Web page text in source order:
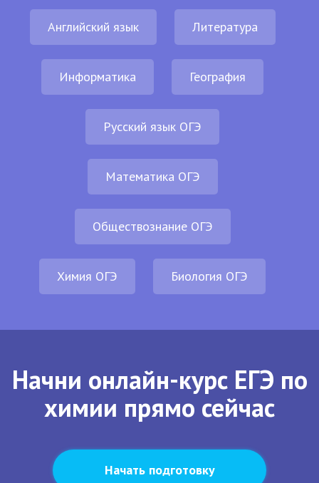
Английский язык Литература
Информатика География
Русский язык ОГЭ
Математика ОГЭ
Обществознание ОГЭ
Химия ОГЭ Биология ОГЭ
Начни онлайн-курс ЕГЭ по
химии прямо сейчас
Начать подготовку